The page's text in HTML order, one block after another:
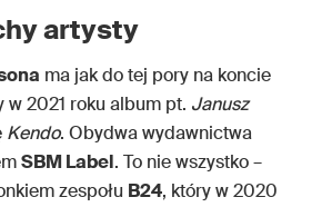
artysty
ma jak do tej pory na koncie
w 2021 roku album pt. Janusz
Kendo. Obydwa wydawnictwa
SBM Label. To nie wszystko –
zespołu B24, który w 2020